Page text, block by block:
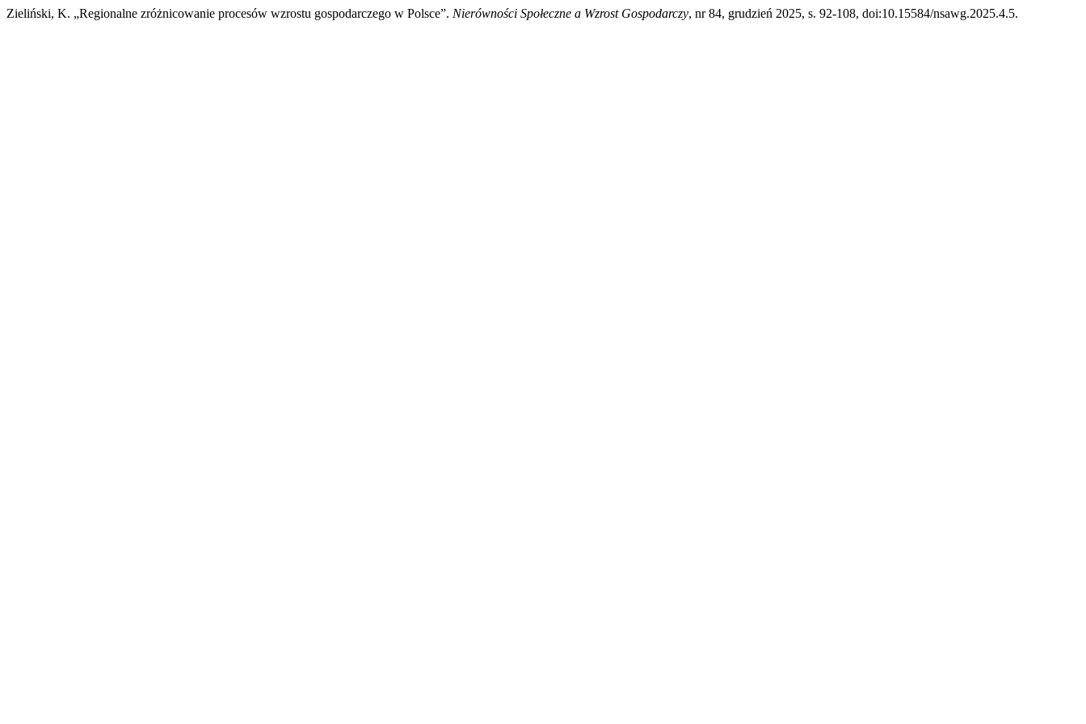
Zieliński, K. „Regionalne zróżnicowanie procesów wzrostu gospodarczego w Polsce”. Nierówności Społeczne a Wzrost Gospodarczy, nr 84, grudzień 2025, s. 92-108, doi:10.15584/nsawg.2025.4.5.